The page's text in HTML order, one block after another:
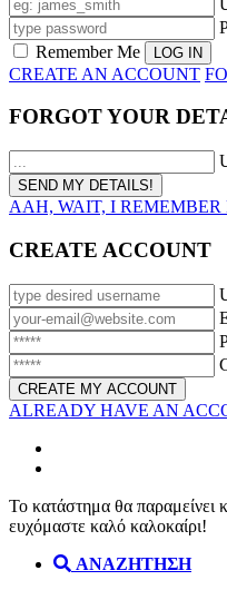
Remember Me
CREATE AN ACCOUNT
FORGOT YOUR
AAH, WAIT, I REMEMBER
CREATE ACCOUNT
ALREADY HAVE AN
Το κατάστημα θα παραμείνει
ευχόμαστε καλό καλοκαίρι!
ΑΝΑΖΗΤΗΣΗ